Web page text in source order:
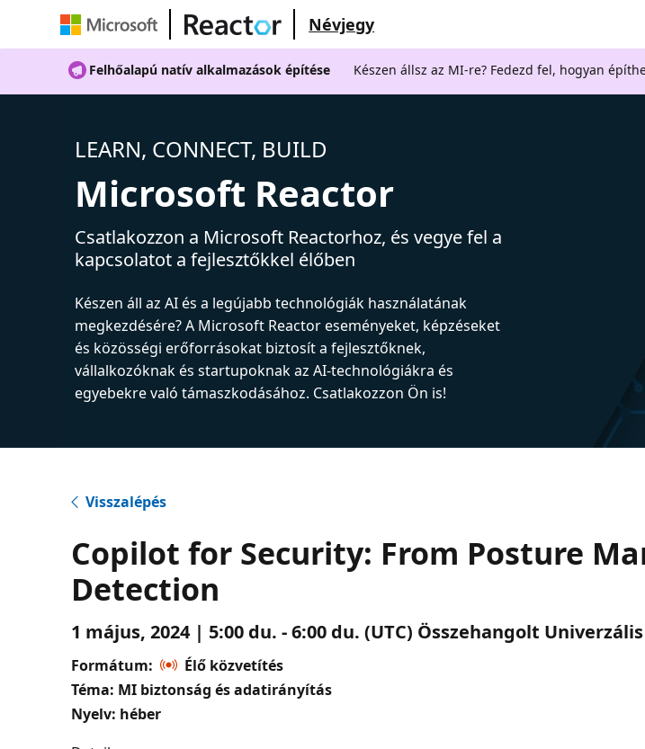
Névjegy
Felhőalapú natív alkalmazások építése Készen állsz az MI-re? Fedezd fel, hogyan
LEARN, CONNECT, BUILD
Microsoft Reactor
Csatlakozzon a Microsoft Reactorhoz, és vegye fel a
kapcsolatot a fejlesztőkkel élőben
Készen áll az AI és a legújabb technológiák használatának
megkezdésére? A Microsoft Reactor eseményeket, képzéseket
és közösségi erőforrásokat biztosít a fejlesztőknek,
vállalkozóknak és startupoknak az AI-technológiákra és
egyebekre való támaszkodásához. Csatlakozzon Ön is!
Visszalépés
Copilot for Security: From Posture
Detection
1 május, 2024 | 5:00 du. - 6:00 du. (UTC) Összehangolt
Formátum:
Élő közvetítés
Téma: MI biztonság és adatirányítás
Nyelv: héber